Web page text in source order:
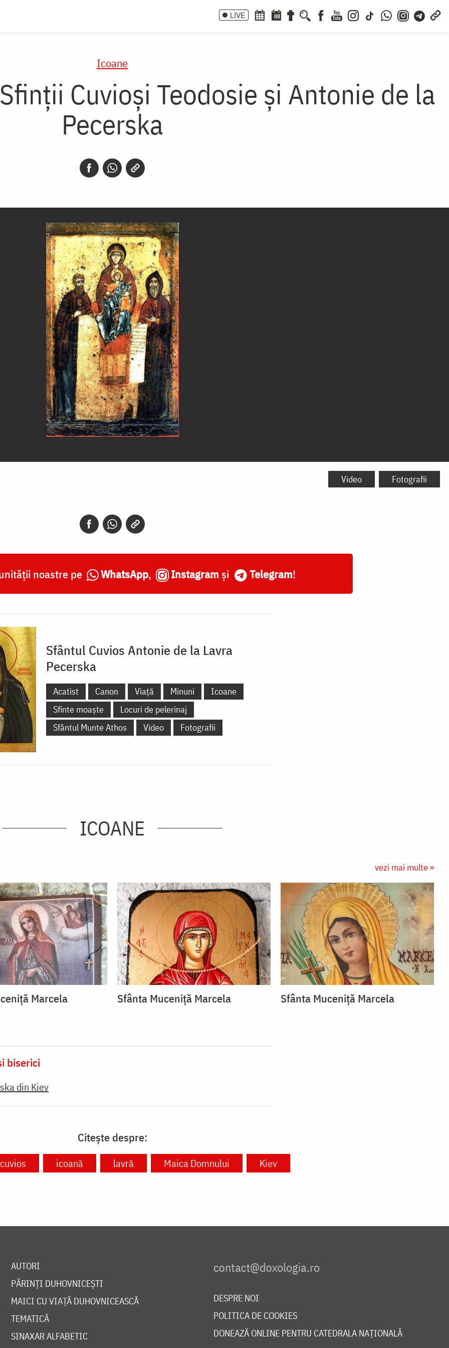
LIVE 08
Icoane
Cuvioși Teodosie și Antonie de la
Pecerska
Video Fotografii
noastre pe WhatsApp, Instagram și Telegram!
Sfântul Cuvios Antonie de la Lavra
Pecerska
Acatist Canon Viață Minuni
Icoane
Sfinte moaște
Locuri de pelerinaj
Sfântul Munte Athos
Video Fotografii
ICOANE
vezi mai multe »
Marcela Sfânta Muceniță Marcela Sfânta Muceniță Marcela
biserici
din Kiev
Citește despre:
cuvios icoană lavră Maica Domnului Kiev
AUTORI
PĂRINȚI DUHOVNICEȘTI
MAICI CU VIAȚĂ DUHOVNICEASCĂ
TEMATICĂ
SINAXAR ALFABETIC
DESPRE NOI
POLITICA DE COOKIES
DONEAZĂ ONLINE PENTRU CATEDRALA NAȚIONALĂ